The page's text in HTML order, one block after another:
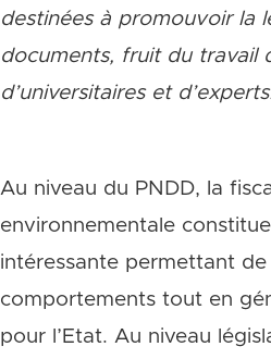
destinées à promouvoir la
documents, fruit du travail
d’universitaires et d’
Au niveau du PNDD, la
environnementale
intéressante permettant
comportements tout en
pour l’Etat. Au niveau